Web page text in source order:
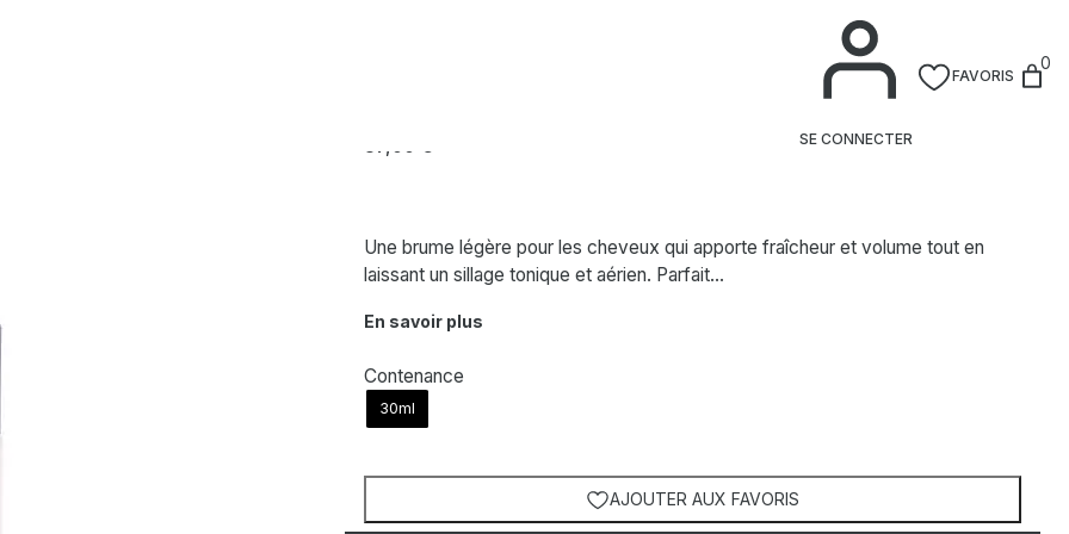
SE CONNECTER
FAVORIS
0
37,00 €
Une brume légère pour les cheveux qui apporte fraîcheur et volume tout en
laissant un sillage tonique et aérien. Parfait…
En savoir plus
Contenance
30ml
AJOUTER AUX FAVORIS